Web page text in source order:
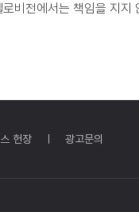
비전에서는 책임을 지지
헌장 광고문의